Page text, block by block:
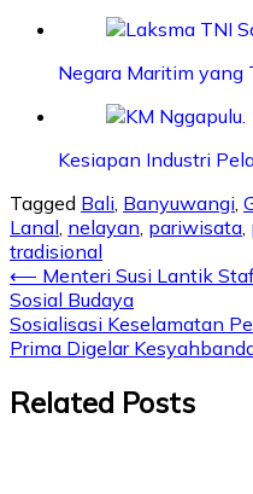
Negara Maritim yang
Kesiapan Industri
Tagged Bali, Banyuwangi,
Lanal, nelayan, pariwisata,
tradisional
Post
navigation
⟵ Menteri Susi Lantik
Sosial Budaya
Sosialisasi Keselamatan
Prima Digelar
Related Posts